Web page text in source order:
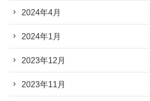
2024年4月
2024年1月
2023年12月
2023年11月